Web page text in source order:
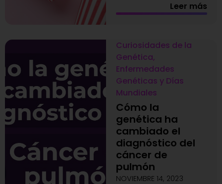
Leer más
Curiosidades de la
Genética,
Enfermedades
Genéticas y Días
Mundiales
Cómo la
genética ha
cambiado el
diagnóstico del
cáncer de
pulmón
NOVIEMBRE 14, 2023